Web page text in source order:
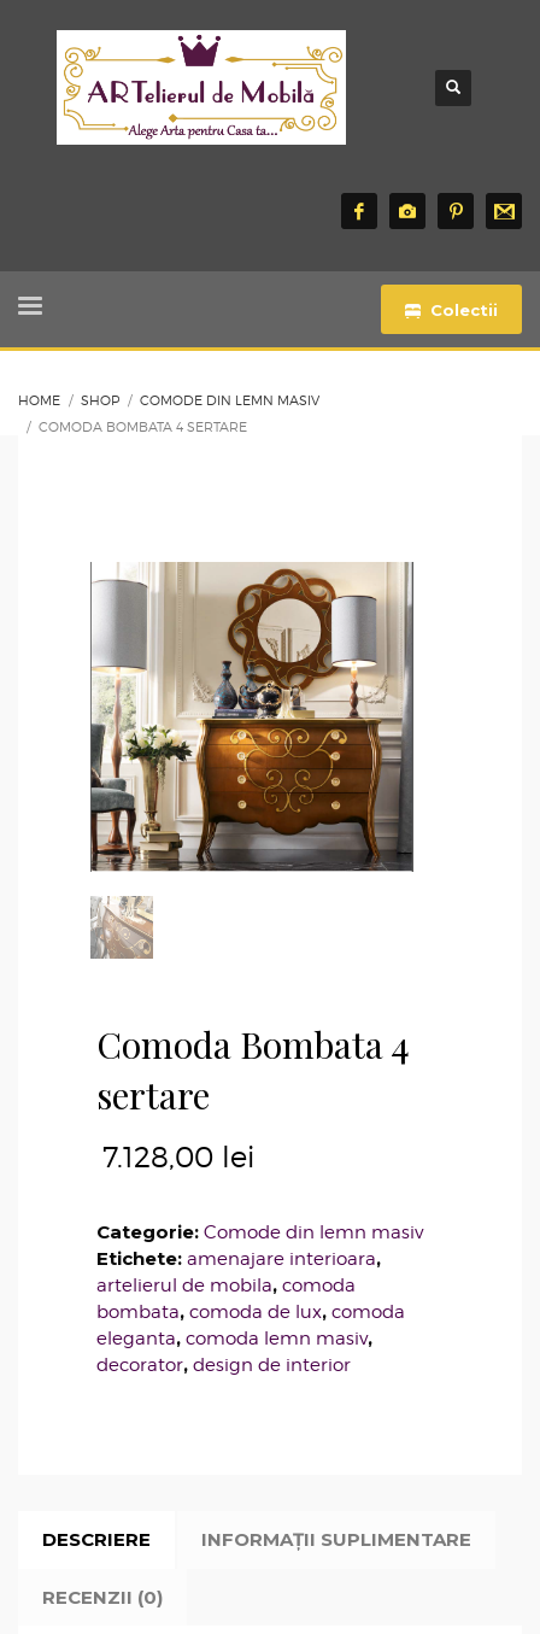
Colectii
HOME SHOP
COMODE DIN LEMN MASIV
COMODA BOMBATA 4 SERTARE
Comoda Bombata 4
sertare
7.128,00 lei
Categorie: Comode din lemn masiv
Etichete: amenajare interioara,
artelierul de mobila, comoda
bombata, comoda de lux, comoda
eleganta, comoda lemn masiv,
decorator, design de interior
DESCRIERE INFORMAȚII SUPLIMENTARE
RECENZII (0)